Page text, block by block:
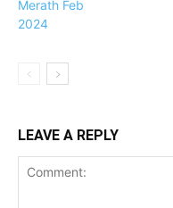
LEAVE A REPLY